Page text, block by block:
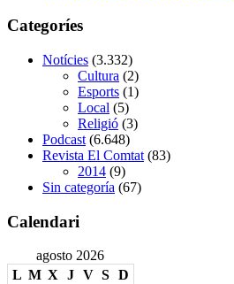
Categoríes
Notícies (3.332)
Cultura (2)
Esports (1)
Local (5)
Religió (3)
Podcast (6.648)
Revista El Comtat (83)
2014 (9)
Sin categoría (67)
Calendari
agosto 2026
L M X J V S D